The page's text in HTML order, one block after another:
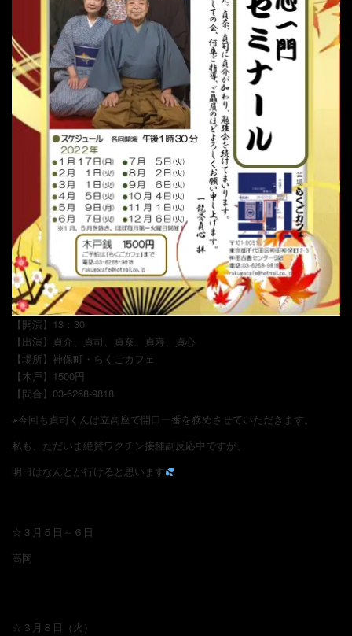
【開演】13：30
【出演】貞介、貞司、貞奈、貞寿、貞心
【場所】神保町・らくごカフェ
【木戸】1500円
【問合】03-6268-9818
※今回も貞司くんは立高座で開口一番を務めさせていただきます。
私も、ただいま絶賛ワクチン接種副反応中ですが、
明日はなんとか行けると思います
☆３月５日～６日
高岡
☆３月８日（火）